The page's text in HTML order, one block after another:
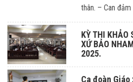
thân. – Can đảm
KỲ THI KHẢO
XỨ BẢO
2025.
Ca đoàn Giáo